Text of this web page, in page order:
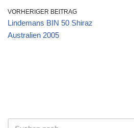
VORHERIGER BEITRAG
Lindemans BIN 50 Shiraz
Australien 2005